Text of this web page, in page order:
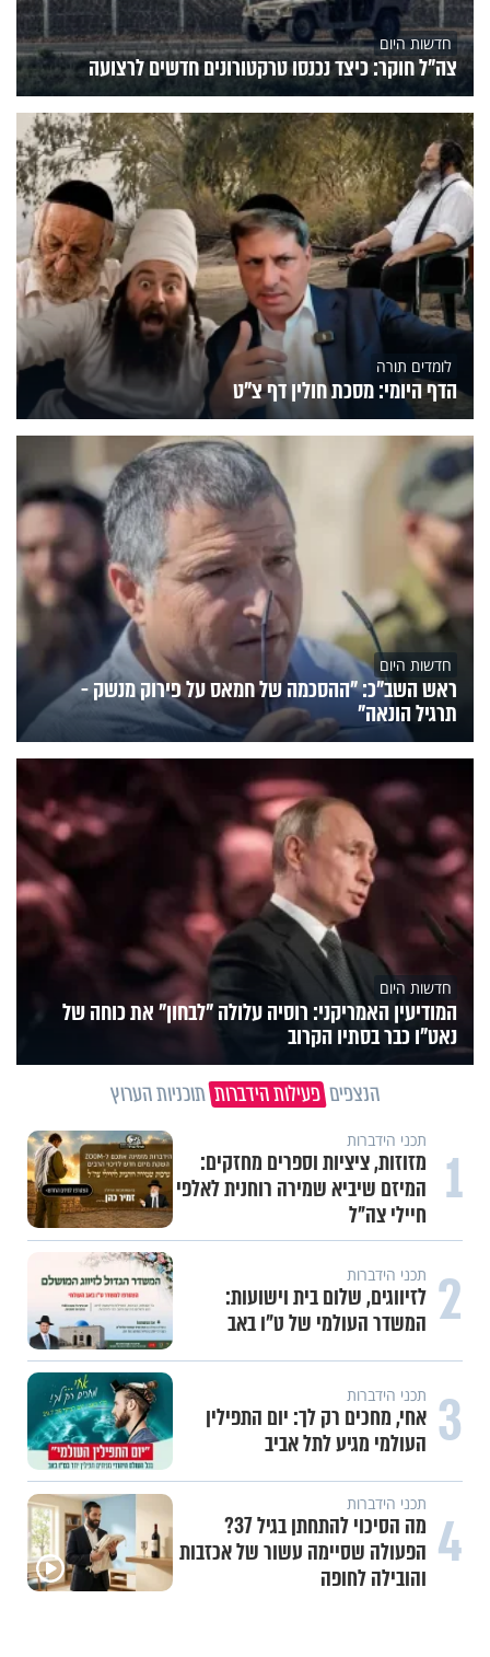
חדשות היום
צה"ל חוקר: כיצד נכנסו טרקטורונים חדשים לרצועה
לומדים תורה
הדף היומי: מסכת חולין דף צ"ט
חדשות היום
ראש השב"כ: "ההסכמה של חמאס על פירוק מנשק -
תרגיל הונאה"
חדשות היום
המודיעין האמריקני: רוסיה עלולה "לבחון" את כוחה של
נאט"ו כבר בסתיו הקרוב
הנצפים פעילות הידברות תוכניות הערוץ
1 תכני הידברות
מזוזות, ציציות וספרים מחזקים:
המיזם שיביא שמירה רוחנית לאלפי
חיילי צה"ל
2 תכני הידברות
לזיווגים, שלום בית וישועות:
המשדר העולמי של ט"ו באב
3 תכני הידברות
אחי, מחכים רק לך: יום התפילין
העולמי מגיע לתל אביב
4 תכני הידברות
מה הסיכוי להתחתן בגיל 37?
הפעולה שסיימה עשור של אכזבות
והובילה לחופה